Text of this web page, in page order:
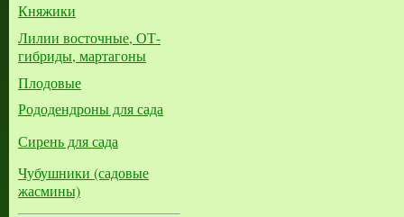
Княжики
Лилии восточные, ОТ-
гибриды, мартагоны
Плодовые
Рододендроны для сада
Сирень для сада
Чубушники (садовые
жасмины)